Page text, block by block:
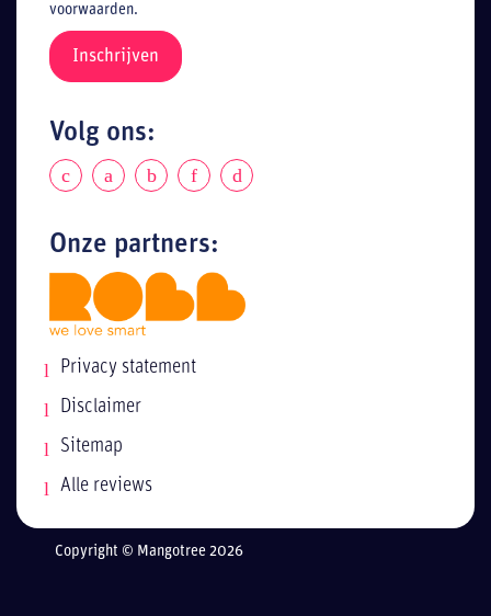
voorwaarden.
Volg ons:
Onze partners:
Privacy statement
Disclaimer
Sitemap
Alle reviews
Copyright © Mangotree 2026